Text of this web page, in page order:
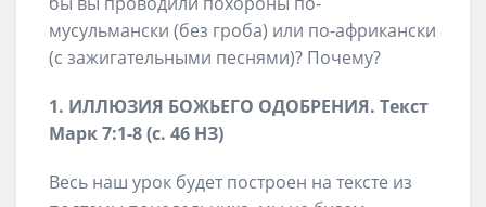
мусульмански (без гроба) или по-африкански
(с зажигательными песнями)? Почему?
1. ИЛЛЮЗИЯ БОЖЬЕГО ОДОБРЕНИЯ. Текст
Марк 7:1-8 (с. 46 НЗ)
Весь наш урок будет построен на тексте из